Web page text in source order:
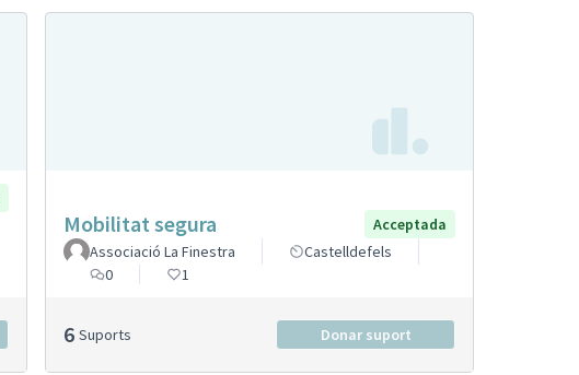
Mobilitat segura
Acceptada
Associació La Finestra
Castelldefels
0
1
6 Suports Donar suport